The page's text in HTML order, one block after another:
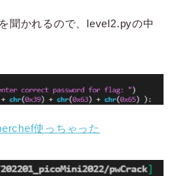
聞かれるので、level2.pyの中
使っちゃった